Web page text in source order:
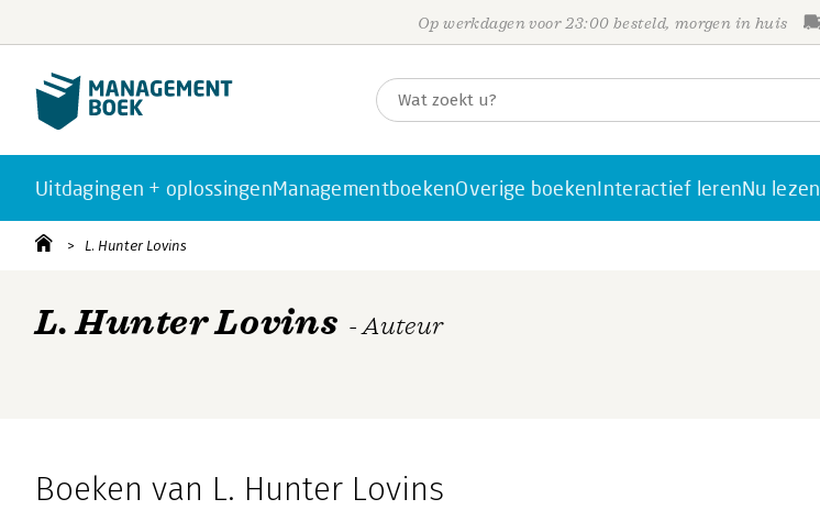
Op werkdagen voor 23:00 besteld, morgen in huis
Uitdagingen + oplossingenManagementboekenOverige boekenInteractief lerenNu lezen
L. Hunter Lovins
L. Hunter Lovins - Auteur
Boeken van L. Hunter Lovins